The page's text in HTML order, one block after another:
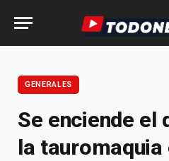
GENERALES
Se enciende el
la tauromaquia